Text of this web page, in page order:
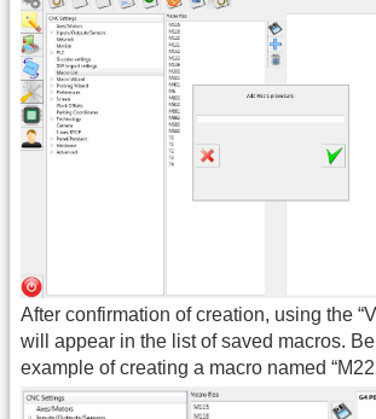
After confirmation of creation, using the
will appear in the list of saved macros.
example of creating a macro named